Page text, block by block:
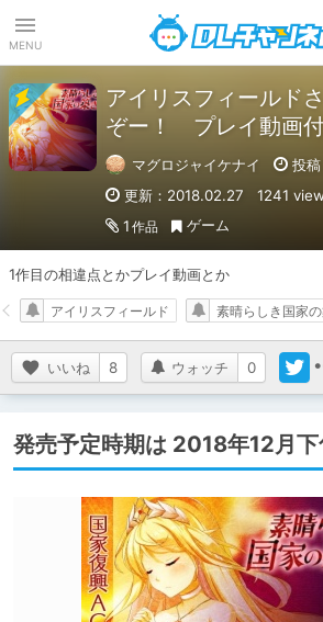
MENU
アイリスフィールド
ぞー！ プレイ動画
マグロジャイケナイ
投
更新：2018.02.27
1241
1 作品 ゲーム
1作目の相違点とかプレイ動画とか
いいね 8 ウォッチ 0
アイリスフィールド 素晴らしき国家
発売予定時期は 2018年12月下